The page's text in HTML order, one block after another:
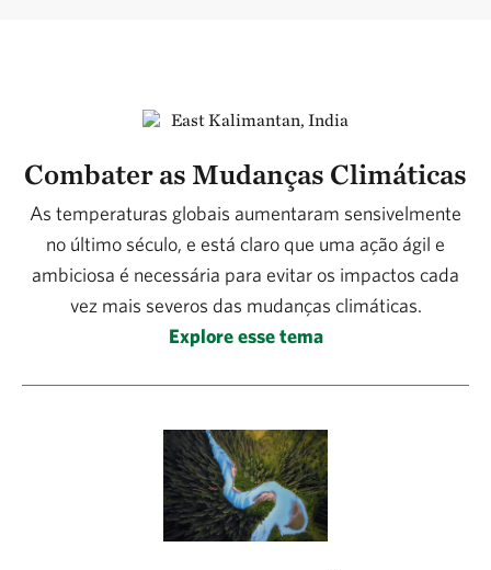
Combater as Mudanças Climáticas
As temperaturas globais aumentaram sensivelmente
no último século, e está claro que uma ação ágil e
ambiciosa é necessária para evitar os impactos cada
vez mais severos das mudanças climáticas.
Explore esse tema